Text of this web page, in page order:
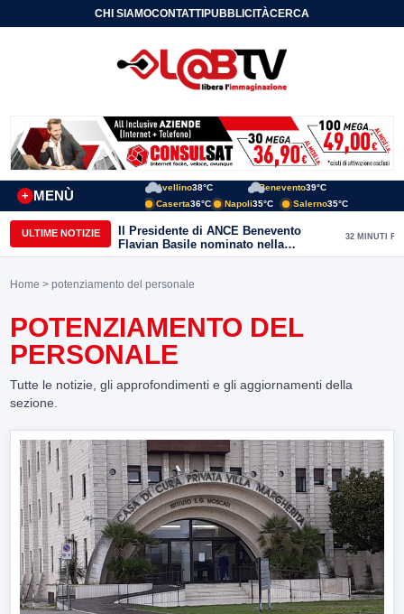
CHI SIAMOCONTATTIPUBBLICITÀCERCA
MENÙ
+
Avellino38°C Benevento39°C
Caserta36°C Napoli35°C Salerno35°C
ULTIME NOTIZIE
Il Presidente di ANCE Benevento
Flavian Basile nominato nella
Commissione Tecnica
Confindustria Nazionale
32 MINUTI FA
Home > potenziamento del personale
POTENZIAMENTO DEL
PERSONALE
Tutte le notizie, gli approfondimenti e gli aggiornamenti della
sezione.